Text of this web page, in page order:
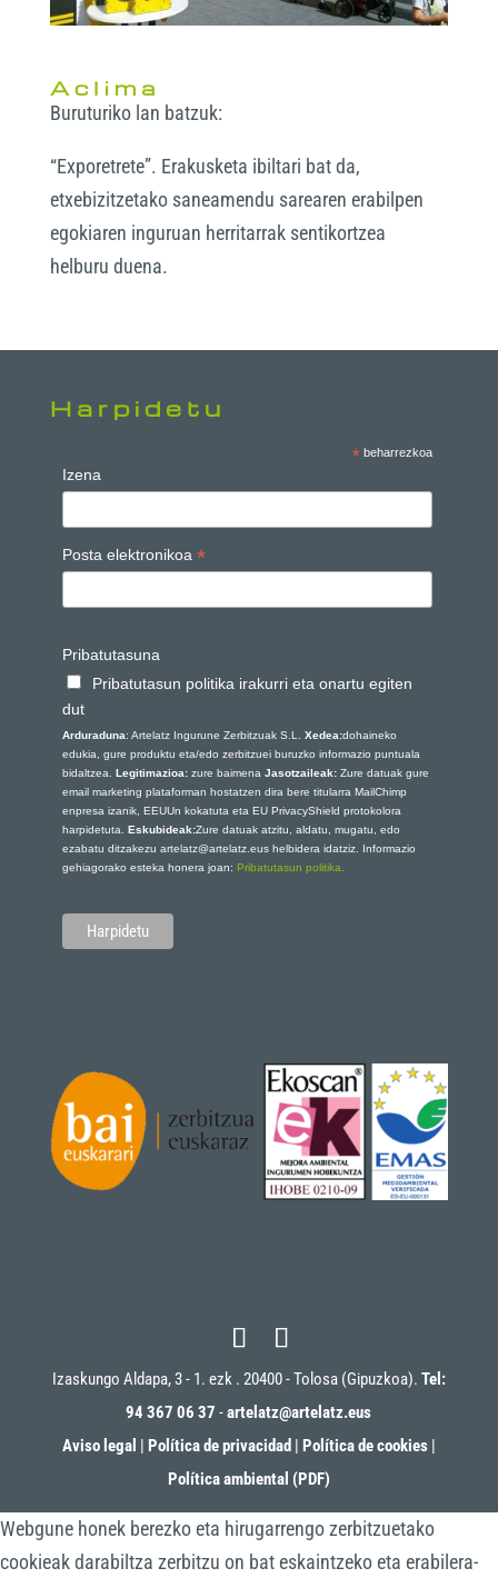
Aclima
Buruturiko lan batzuk:
“Exporetrete”. Erakusketa ibiltari bat da,
etxebizitzetako saneamendu sarearen erabilpen
egokiaren inguruan herritarrak sentikortzea
helburu duena.
Harpidetu
* beharrezkoa
Izena
Posta elektronikoa *
Pribatutasuna
Pribatutasun politika irakurri eta onartu egiten
dut
Arduraduna: Artelatz Ingurune Zerbitzuak S.L. Xedea:dohaineko
edukia, gure produktu eta/edo zerbitzuei buruzko informazio puntuala
bidaltzea. Legitimazioa:zure baimena Jasotzaileak: Zure datuak gure
email marketing plataforman hostatzen dira bere titularra MailChimp
enpresa izanik, EEUUn kokatuta eta EU PrivacyShield protokolora
harpidetuta. Eskubideak:Zure datuak atzitu, aldatu, mugatu, edo
ezabatu ditzakezu artelatz@artelatz.eus helbidera idatziz. Informazio
gehiagorako esteka honera joan: Pribatutasun politika.
Izaskungo Aldapa, 3 - 1. ezk . 20400 - Tolosa (Gipuzkoa). Tel:
94 367 06 37 -artelatz@artelatz.eus
Aviso legal | Política de privacidad | Política de cookies|
Política ambiental (PDF)
Webgune honek berezko eta hirugarrengo zerbitzuetako
cookieak darabiltza zerbitzu on bat eskaintzeko eta erabilera-